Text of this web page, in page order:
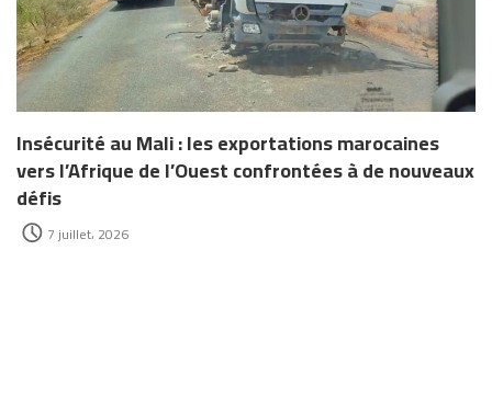
Insécurité au Mali : les exportations marocaines
vers l’Afrique de l’Ouest confrontées à de nouveaux
défis
7 juillet، 2026